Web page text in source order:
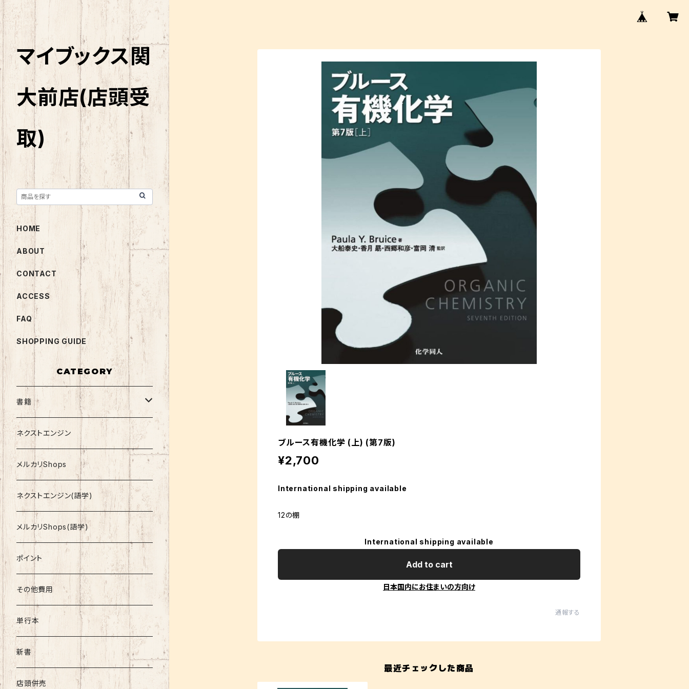
ブルース有機化学 (上) (第7版)
¥2,700
International shipping available
12の棚
International shipping available
Add to cart
日本国内にお住まいの方向け
通報する
最近チェックした商品
マイブックス関
大前店(店頭受
取)
HOME
ABOUT
CONTACT
ACCESS
FAQ
SHOPPING GUIDE
CATEGORY
書籍
関西大学テキスト
就活
資格
コミック
文庫
その他書籍
書籍以外
ネクストエンジン
メルカリShops
ネクストエンジン(語学)
メルカリShops(語学)
ポイント
その他費用
単行本
新書
店頭併売